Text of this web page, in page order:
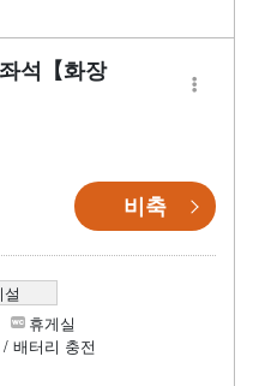
석【화장
비축
휴게실
배터리 충전